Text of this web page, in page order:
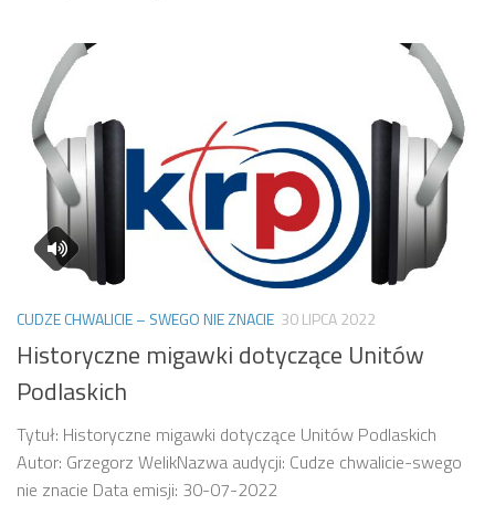
CUDZE CHWALICIE – SWEGO NIE ZNACIE 30 LIPCA 2022
Historyczne migawki dotyczące Unitów
Podlaskich
Tytuł: Historyczne migawki dotyczące Unitów Podlaskich
Autor: Grzegorz WelikNazwa audycji: Cudze chwalicie-swego
nie znacie Data emisji: 30-07-2022